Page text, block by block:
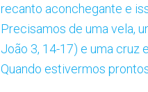
recanto aconchegante e
Precisamos de uma vela,
João 3, 14-17) e uma cruz
Quando estivermos